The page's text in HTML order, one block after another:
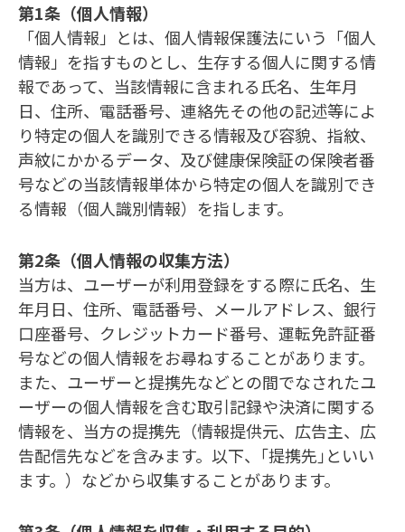
第1条（個人情報）
「個人情報」とは、個人情報保護法にいう「個人
情報」を指すものとし、生存する個人に関する情
報であって、当該情報に含まれる氏名、生年月
日、住所、電話番号、連絡先その他の記述等によ
り特定の個人を識別できる情報及び容貌、指紋、
声紋にかかるデータ、及び健康保険証の保険者番
号などの当該情報単体から特定の個人を識別でき
る情報（個人識別情報）を指します。
第2条（個人情報の収集方法）
当方は、ユーザーが利用登録をする際に氏名、生
年月日、住所、電話番号、メールアドレス、銀行
口座番号、クレジットカード番号、運転免許証番
号などの個人情報をお尋ねすることがあります。
また、ユーザーと提携先などとの間でなされたユ
ーザーの個人情報を含む取引記録や決済に関する
情報を、当方の提携先（情報提供元、広告主、広
告配信先などを含みます。以下、｢提携先｣といい
ます。）などから収集することがあります。